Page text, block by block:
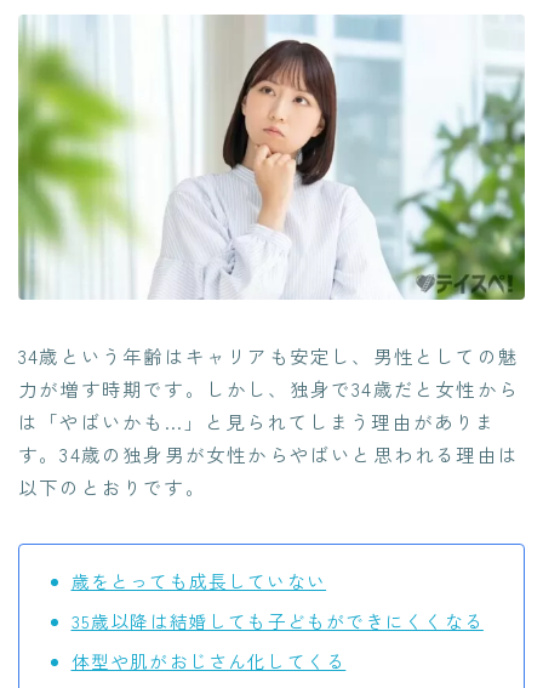
34歳という年齢はキャリアも安定し、男性としての魅
力が増す時期です。しかし、独身で34歳だと女性から
は「やばいかも…」と見られてしまう理由がありま
す。34歳の独身男が女性からやばいと思われる理由は
以下のとおりです。
歳をとっても成長していない
35歳以降は結婚しても子どもができにくくなる
体型や肌がおじさん化してくる